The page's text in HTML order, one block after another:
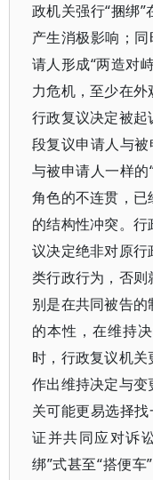
政机关强行“捆绑
产生消极影响；
请人形成“两造对
力危机，至少在
行政复议决定被
段复议申请人与被
与被申请人一样
角色的不连贯，
的结构性冲突。
议决定绝非对原
类行政行为，否
别是在共同被告
的本性，在维持
时，行政复议机
作出维持决定与
关可能更易选择
证并共同应对诉
绑”式甚至“搭便